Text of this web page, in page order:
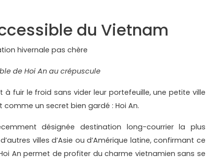
du Vietnam
de Hoi An au crépuscule
fuir le froid sans vider leur portefeuille, une petite ville
un secret bien gardé : Hoi An.
désignée destination long-courrier la plus
villes d’Asie ou d’Amérique latine, confirmant ce
An permet de profiter du charme vietnamien sans se